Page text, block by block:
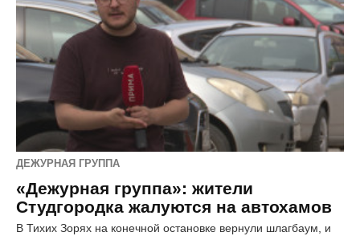
ДЕЖУРНАЯ ГРУППА
«Дежурная группа»: жители
Студгородка жалуются на автохамов
В Тихих Зорях на конечной остановке вернули шлагбаум, и